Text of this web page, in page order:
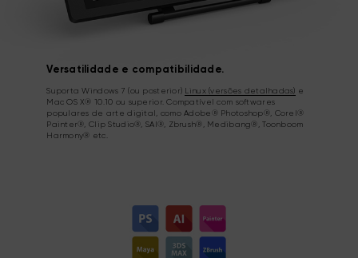
Versatilidade e compatibilidade.
Suporta Windows 7 (ou posterior) Linux (versões detalhadas)
e
Mac OS X® 10.10 ou superior. Compatível com softwares
populares de arte digital, como Adobe® Photoshop®, Corel®
Painter®, Clip Studio®, SAI®, Zbrush®, Medibang®, Toonboom
Harmony® etc.